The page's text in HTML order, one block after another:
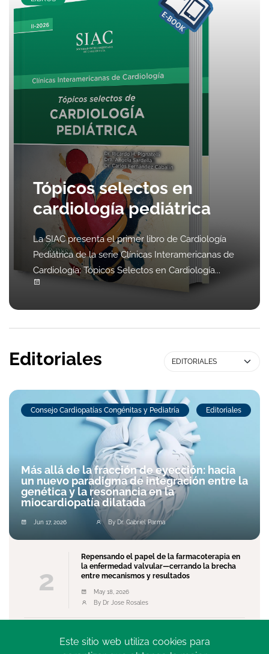
Este sitio web utiliza cookies para
Tópicos selectos en
cardiología pediátrica
La SIAC presenta el primer libro de Cardiología
Pediátrica de la serie Clínicas Interamericanas de
Cardiología: Tópicos Selectos en Cardiología...
Editoriales
Consejo Cardiopatías Congénitas y Pediatría Editoriales
Más allá de la fracción de eyección: hacia
un nuevo paradigma de integración entre la
genética y la resonancia en la
miocardiopatía dilatada
Jun 17, 2026 By Dr. Gabriel Parma
2
Repensando el papel de la farmacoterapia en
la enfermedad valvular—cerrando la brecha
entre mecanismos y resultados
May 18, 2026
By Dr Jose Rosales
Recomendación, una Necesidad Global